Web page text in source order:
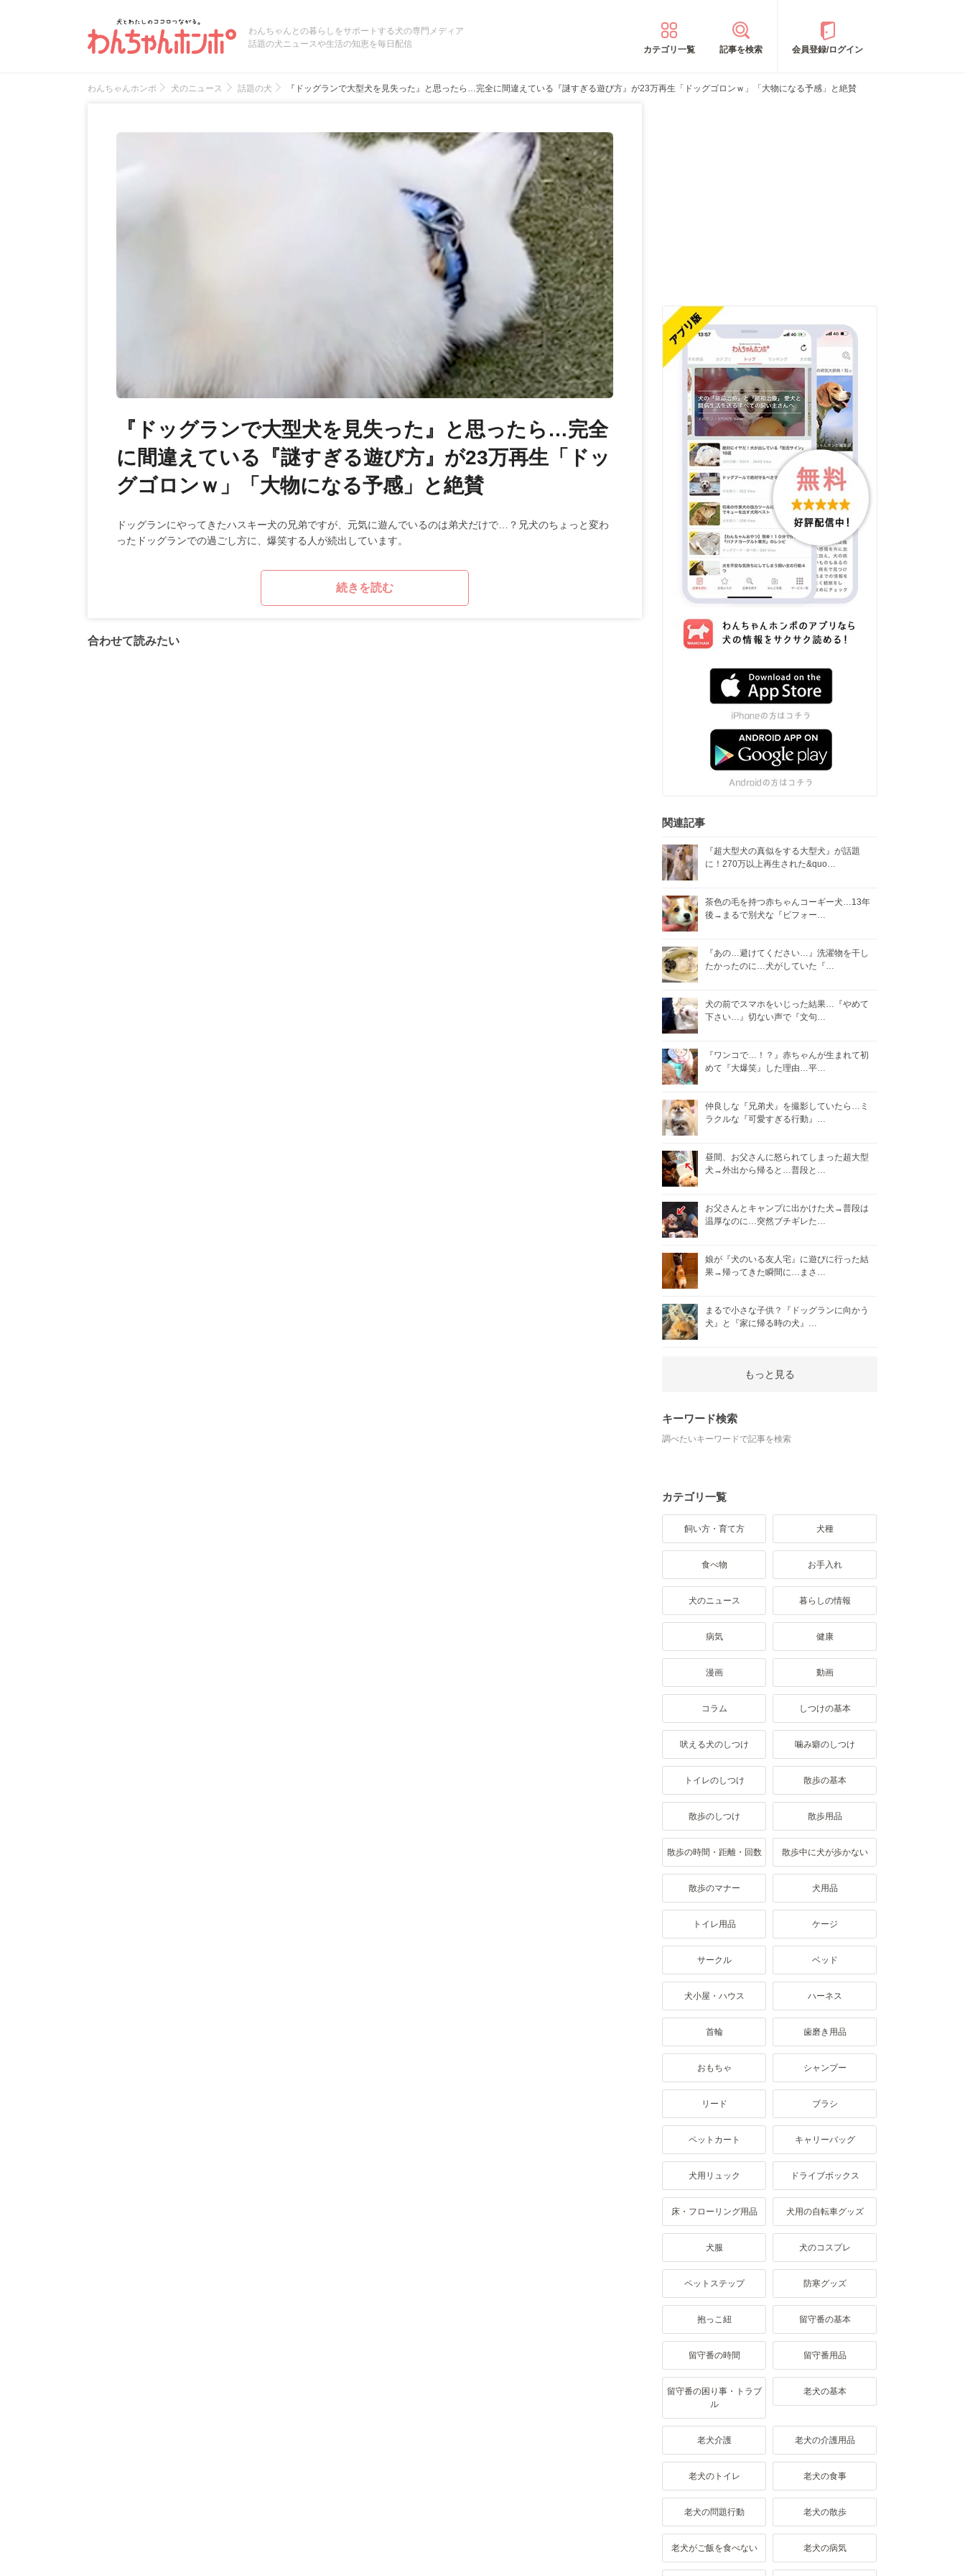
わんちゃんとの暮らしをサポートする犬の専門メディア
話題の犬ニュースや生活の知恵を毎日配信
カテゴリ一覧 記事を検索 会員登録/ログイン
わんちゃんホンポ 犬のニュース 話題の犬 『ドッグランで大型犬を見失った』と思ったら…完全に間違えている『謎すぎる遊び方』が23万再生「ドッグゴロンｗ」「大物になる予感」と絶賛
『ドッグランで大型犬を見失った』と思ったら…完全
に間違えている『謎すぎる遊び方』が23万再生「ドッ
グゴロンｗ」「大物になる予感」と絶賛
ドッグランにやってきたハスキー犬の兄弟ですが、元気に遊んでいるのは弟犬だけで…？兄犬のちょっと変わ
ったドッグランでの過ごし方に、爆笑する人が続出しています。
続きを読む
合わせて読みたい
関連記事
『超大型犬の真似をする大型犬』が話題
に！270万以上再生された&quo…
茶色の毛を持つ赤ちゃんコーギー犬…13年
後→まるで別犬な『ビフォー…
『あの…避けてください…』洗濯物を干し
たかったのに…犬がしていた『…
犬の前でスマホをいじった結果…『やめて
下さい…』切ない声で『文句…
『ワンコで…！？』赤ちゃんが生まれて初
めて『大爆笑』した理由…平…
仲良しな『兄弟犬』を撮影していたら…ミ
ラクルな『可愛すぎる行動』…
昼間、お父さんに怒られてしまった超大型
犬→外出から帰ると…普段と…
お父さんとキャンプに出かけた犬→普段は
温厚なのに…突然ブチギレた…
娘が『犬のいる友人宅』に遊びに行った結
果→帰ってきた瞬間に…まさ…
まるで小さな子供？『ドッグランに向かう
犬』と『家に帰る時の犬』…
もっと見る
キーワード検索
調べたいキーワードで記事を検索
カテゴリ一覧
飼い方・育て方 犬種
食べ物 お手入れ
犬のニュース 暮らしの情報
病気 健康
漫画 動画
コラム しつけの基本
吠える犬のしつけ 噛み癖のしつけ
トイレのしつけ 散歩の基本
散歩のしつけ 散歩用品
散歩の時間・距離・回数 散歩中に犬が歩かない
散歩のマナー 犬用品
トイレ用品 ケージ
サークル ベッド
犬小屋・ハウス ハーネス
首輪 歯磨き用品
おもちゃ シャンプー
リード ブラシ
ペットカート キャリーバッグ
犬用リュック ドライブボックス
床・フローリング用品 犬用の自転車グッズ
犬服 犬のコスプレ
ペットステップ 防寒グッズ
抱っこ紐 留守番の基本
留守番の時間 留守番用品
留守番の困り事・トラブ
ル
老犬の基本
老犬介護 老犬の介護用品
老犬のトイレ 老犬の食事
老犬の問題行動 老犬の散歩
老犬がご飯を食べない 老犬の病気